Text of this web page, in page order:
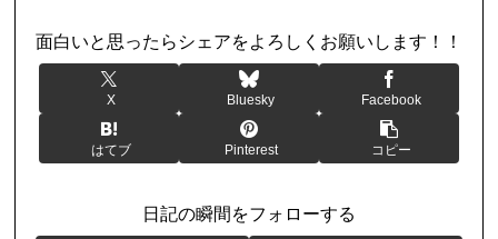
面白いと思ったらシェアをよろしくお願いします！！
X Bluesky Facebook
はてブ Pinterest コピー
日記の瞬間をフォローする